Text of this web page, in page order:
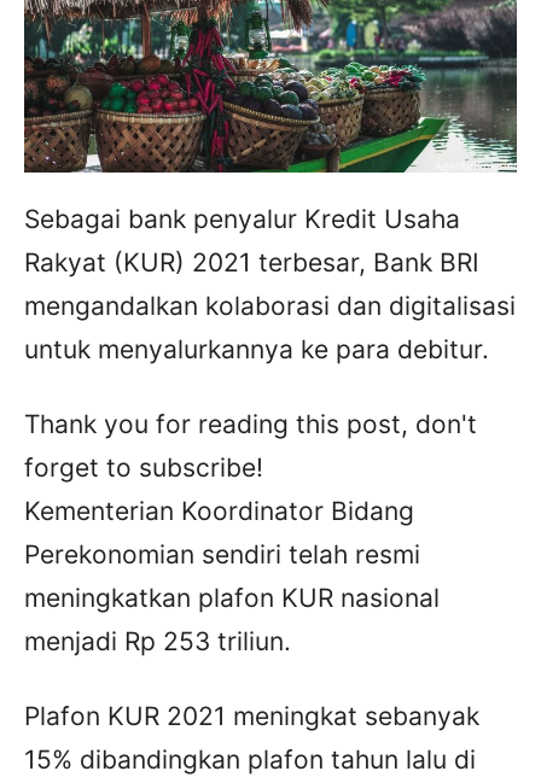
Sebagai bank penyalur Kredit Usaha
Rakyat (KUR) 2021 terbesar, Bank BRI
mengandalkan kolaborasi dan digitalisasi
untuk menyalurkannya ke para debitur.
Thank you for reading this post, don't
forget to subscribe!
Kementerian Koordinator Bidang
Perekonomian sendiri telah resmi
meningkatkan plafon KUR nasional
menjadi Rp 253 triliun.
Plafon KUR 2021 meningkat sebanyak
15% dibandingkan plafon tahun lalu di